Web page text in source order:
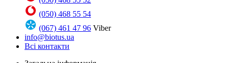
(050) 468 55 54
(067) 461 47 96 Viber
info@biotus.ua
Всі контакти